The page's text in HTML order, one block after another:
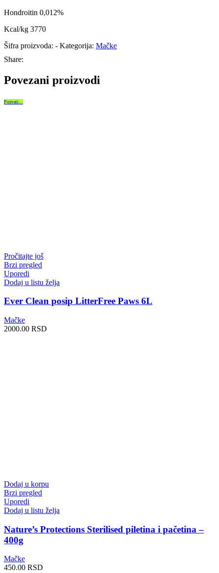
Hondroitin 0,012%
Kcal/kg 3770
Šifra proizvoda: - Kategorija: Mačke
Share:
Povezani proizvodi
Pozvati...
Pročitajte još
Brzi pregled
Uporedi
Dodaj u listu želja
Ever Clean posip LitterFree Paws 6L
Mačke
2000.00 RSD
Dodaj u korpu
Brzi pregled
Uporedi
Dodaj u listu želja
Nature’s Protections Sterilised piletina i pačetina –
400g
Mačke
450.00 RSD